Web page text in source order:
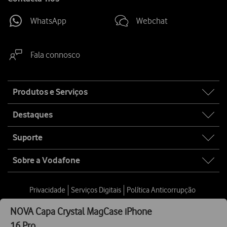
NOVACapa Crystal MagCase iPhone
WhatsApp Webchat
Fala connosco
map
Produtos e Serviços
Destaques
Suporte
Sobre a Vodafone
Privacidade Serviços Digitais Política Anticorrupção
Continuidade de Negócio Configuração de Cookies